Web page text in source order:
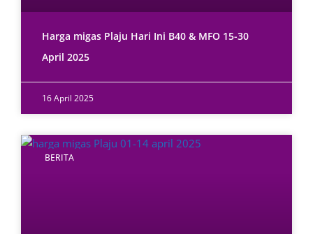
Harga migas Plaju Hari Ini B40 & MFO 15-30
April 2025
16 April 2025
BERITA